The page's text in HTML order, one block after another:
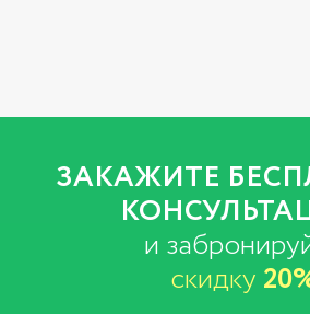
ЗАКАЖИТЕ
и
скидку